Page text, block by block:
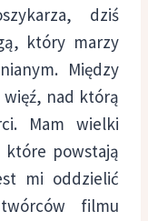
dziś
który marzy
Między
więź, nad którą
Mam wielki
powstają
mi oddzielić
filmu